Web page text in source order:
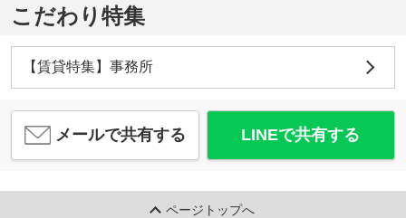
こだわり特集
【賃貸特集】事務所
メールで共有する LINEで共有する
ページトップへ